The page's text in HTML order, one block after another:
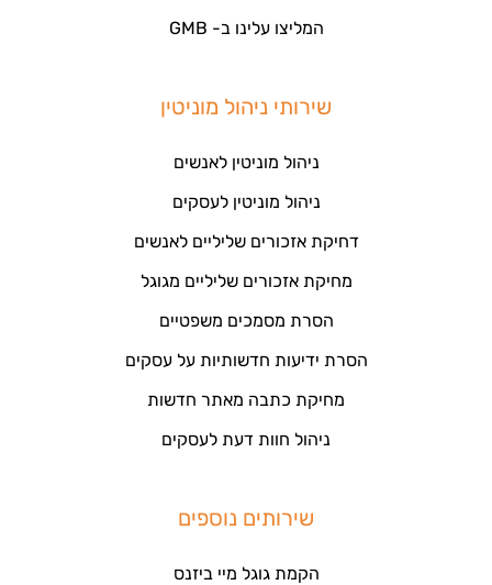
המליצו עלינו ב- GMB
שירותי ניהול מוניטין
ניהול מוניטין לאנשים
ניהול מוניטין לעסקים
דחיקת אזכורים שליליים לאנשים
מחיקת אזכורים שליליים מגוגל
הסרת מסמכים משפטיים
הסרת ידיעות חדשותיות על עסקים
מחיקת כתבה מאתר חדשות
ניהול חוות דעת לעסקים
שירותים נוספים
הקמת גוגל מיי ביזנס